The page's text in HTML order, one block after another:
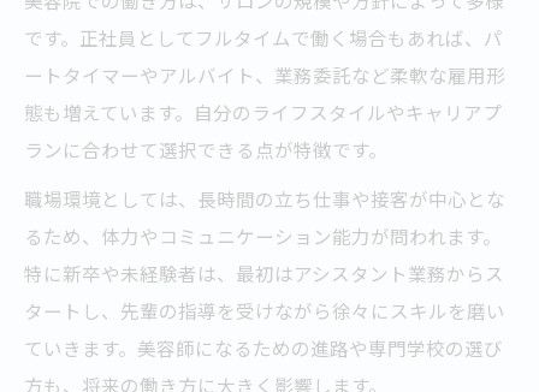
です。正社員としてフルタイムで働く場合もあれば、パ
ートタイマーやアルバイト、業務委託など柔軟な雇用形
態も増えています。自分のライフスタイルやキャリアプ
ランに合わせて選択できる点が特徴です。
職場環境としては、長時間の立ち仕事や接客が中心とな
るため、体力やコミュニケーション能力が問われます。
特に新卒や未経験者は、最初はアシスタント業務からス
タートし、先輩の指導を受けながら徐々にスキルを磨い
ていきます。美容師になるための進路や専門学校の選び
方も、将来の働き方に大きく影響します。